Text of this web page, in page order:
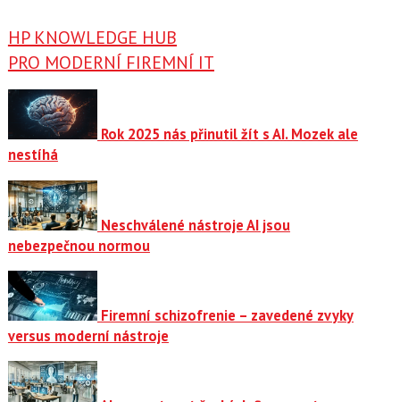
HP KNOWLEDGE HUB
PRO MODERNÍ FIREMNÍ IT
Rok 2025 nás přinutil žít s AI. Mozek ale
nestíhá
Neschválené nástroje AI jsou
nebezpečnou normou
Firemní schizofrenie – zavedené zvyky
versus moderní nástroje